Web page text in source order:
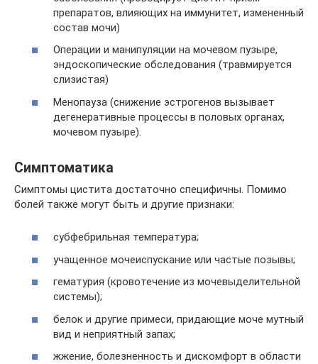
препаратов, влияющих на иммунитет, измененный
состав мочи)
Операции и манипуляции на мочевом пузыре,
эндоскопические обследования (травмируется
слизистая)
Менопауза (снижение эстрогенов вызывает
дегенеративные процессы в половых органах,
мочевом пузыре).
Симптоматика
Симптомы цистита достаточно специфичны. Помимо
болей также могут быть и другие признаки:
субфебрильная температура;
учащенное мочеиспускание или частые позывы;
гематурия (кровотечение из мочевыделительной
системы);
белок и другие примеси, придающие моче мутный
вид и неприятный запах;
жжение, болезненность и дискомфорт в области